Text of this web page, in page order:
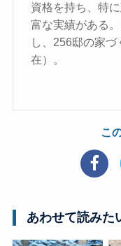
資格を持ち、特
富な実績がある
し、256邸の家
在）。
こ
あわせて読みた